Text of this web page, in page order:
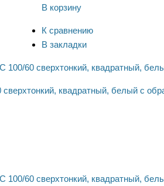
В корзину
К сравнению
В закладки
квадратный, белый с